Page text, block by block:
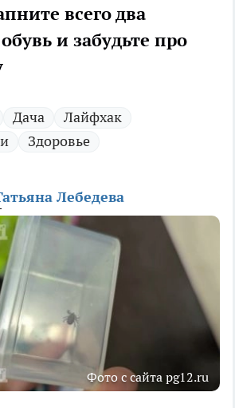
всего два
и забудьте про
Дача
Лайфхак
Здоровье
Лебедева
Фото с сайта pg12.ru